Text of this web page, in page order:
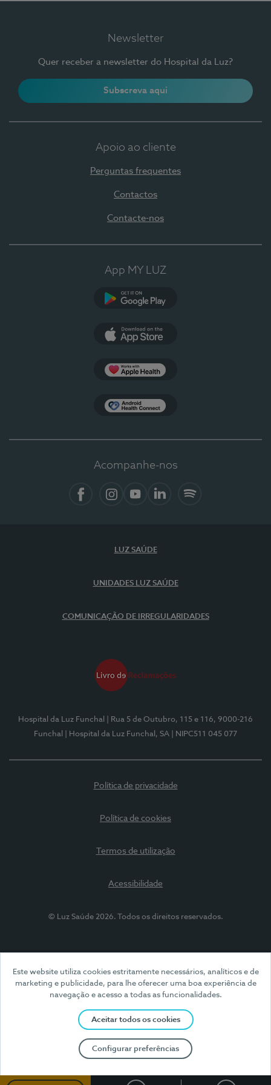
Este website utiliza cookies estritamente necessários, analíticos e de
marketing e publicidade, para lhe oferecer uma boa experiência de
navegação e acesso a todas as funcionalidades.
Aceitar todos os cookies
Configurar preferências
Newsletter
Quer receber a newsletter do Hospital da Luz?
Subscreva aqui
Apoio ao cliente
Perguntas frequentes
Contactos
Contacte-nos
App MY LUZ
Acompanhe-nos
LUZ SAÚDE
UNIDADES LUZ SAÚDE
COMUNICAÇÃO DE IRREGULARIDADES
Hospital da Luz Funchal
| Rua 5 de Outubro, 115 e 116, 9000-216
Funchal
| Hospital da Luz Funchal, SA | NIPC511 045 077
Política de privacidade
Política de cookies
Termos de utilização
Acessibilidade
© Luz Saúde 2026. Todos os direitos reservados.